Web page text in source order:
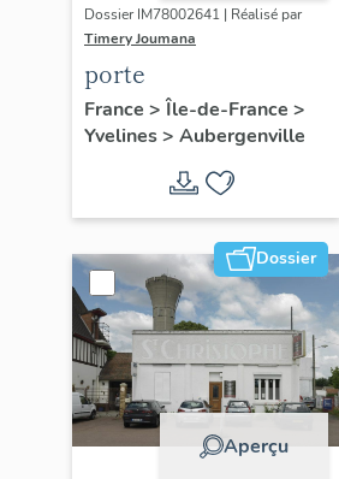
Dossier IM78002641 | Réalisé par
Timery Joumana
porte
France > Île-de-France >
Yvelines> Aubergenville
Dossier
Aperçu